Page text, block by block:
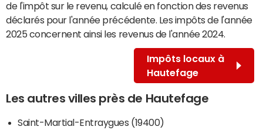
de l'impôt sur le revenu, calculé en fonction des revenus
déclarés pour l'année précédente. Les impôts de l'année
2025 concernent ainsi les revenus de l'année 2024.
Impôts locaux à
Hautefage
Les autres villes près de Hautefage
Saint-Martial-Entraygues (19400)